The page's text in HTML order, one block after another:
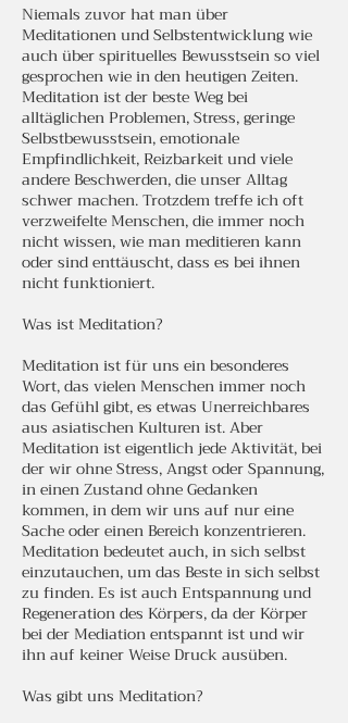
Niemals zuvor hat man über
Meditationen und Selbstentwicklung wie
auch über spirituelles Bewusstsein so viel
gesprochen wie in den heutigen Zeiten.
Meditation ist der beste Weg bei
alltäglichen Problemen, Stress, geringe
Selbstbewusstsein, emotionale
Empfindlichkeit, Reizbarkeit und viele
andere Beschwerden, die unser Alltag
schwer machen. Trotzdem treffe ich oft
verzweifelte Menschen, die immer noch
nicht wissen, wie man meditieren kann
oder sind enttäuscht, dass es bei ihnen
nicht funktioniert.
Was ist Meditation?
Meditation ist für uns ein besonderes
Wort, das vielen Menschen immer noch
das Gefühl gibt, es etwas Unerreichbares
aus asiatischen Kulturen ist. Aber
Meditation ist eigentlich jede Aktivität, bei
der wir ohne Stress, Angst oder Spannung,
in einen Zustand ohne Gedanken
kommen, in dem wir uns auf nur eine
Sache oder einen Bereich konzentrieren.
Meditation bedeutet auch, in sich selbst
einzutauchen, um das Beste in sich selbst
zu finden. Es ist auch Entspannung und
Regeneration des Körpers, da der Körper
bei der Mediation entspannt ist und wir
ihn auf keiner Weise Druck ausüben.
Was gibt uns Meditation?